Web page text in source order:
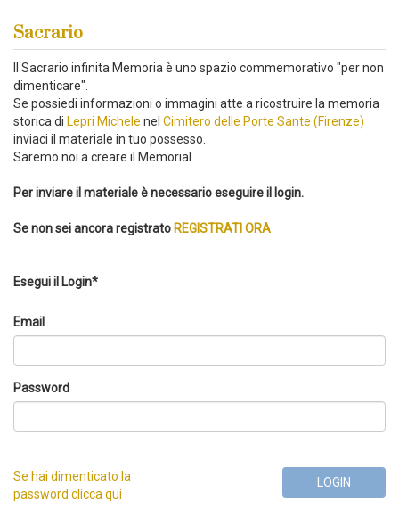
Sacrario
Il Sacrario infinita Memoria è uno spazio commemorativo "per non
dimenticare".
Se possiedi informazioni o immagini atte a ricostruire la memoria
storica di Lepri Michele nel Cimitero delle Porte Sante (Firenze)
inviaci il materiale in tuo possesso.
Saremo noi a creare il Memorial.
Per inviare il materiale è necessario eseguire il login.
Se non sei ancora registrato REGISTRATI ORA
Esegui il Login*
Email
Password
Se hai dimenticato la
password clicca qui
LOGIN